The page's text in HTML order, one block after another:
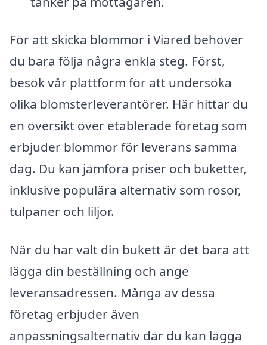
För att skicka blommor i Viared behöver
du bara följa några enkla steg. Först,
besök vår plattform för att undersöka
olika blomsterleverantörer. Här hittar du
en översikt över etablerade företag som
erbjuder blommor för leverans samma
dag. Du kan jämföra priser och buketter,
inklusive populära alternativ som rosor,
tulpaner och liljor.
När du har valt din bukett är det bara att
lägga din beställning och ange
leveransadressen. Många av dessa
företag erbjuder även
anpassningsalternativ där du kan lägga